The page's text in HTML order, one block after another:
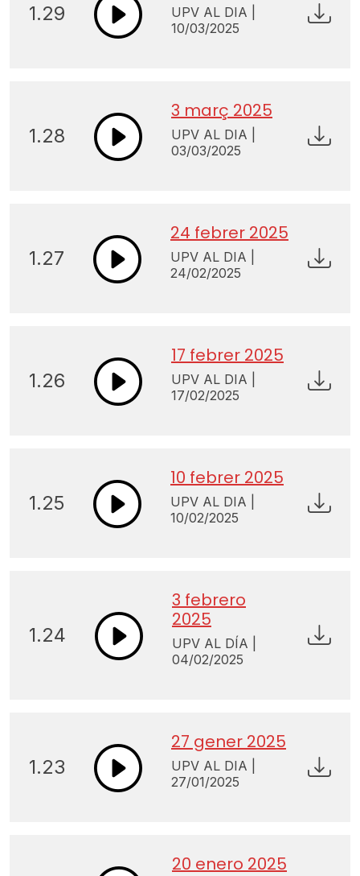
1.29
UPV AL DIA |
10/03/2025
1.28
3 març 2025
UPV AL DIA |
03/03/2025
1.27
24 febrer 2025
UPV AL DIA |
24/02/2025
1.26
17 febrer 2025
UPV AL DIA |
17/02/2025
1.25
10 febrer 2025
UPV AL DIA |
10/02/2025
1.24
3 febrero
2025
UPV AL DÍA |
04/02/2025
1.23
27 gener 2025
UPV AL DIA |
27/01/2025
20 enero 2025